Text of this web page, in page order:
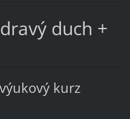
duch +
kurz